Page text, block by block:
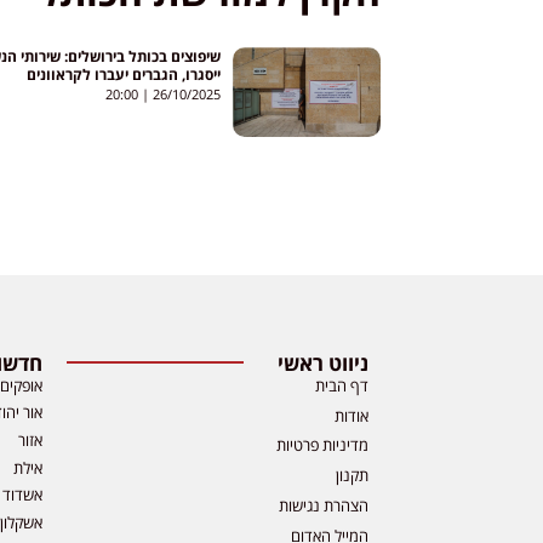
שיפוצים בכותל בירושלים: שירותי
ייסגרו, הגברים יעברו לקראוונים
26/10/2025
20:00
ניווט ראשי
דף הבית
אודות
מדיניות פרטיות
תקנון
הצהרת נגישות
המייל האדום
אופקים
אור
אזור
אילת
אשדוד
אשקלון